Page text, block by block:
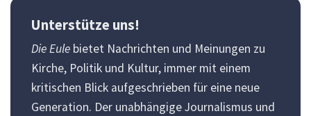
Unterstütze uns!
Die Eule bietet Nachrichten und Meinungen zu
Kirche, Politik und Kultur, immer mit einem
kritischen Blick aufgeschrieben für eine neue
Generation. Der unabhängige Journalismus und